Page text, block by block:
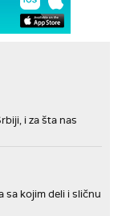
i za šta nas
sa kojim deli i sličnu